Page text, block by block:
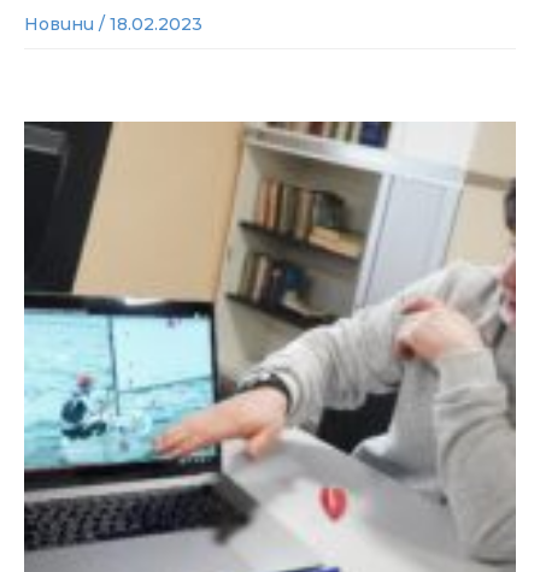
Новини / 18.02.2023